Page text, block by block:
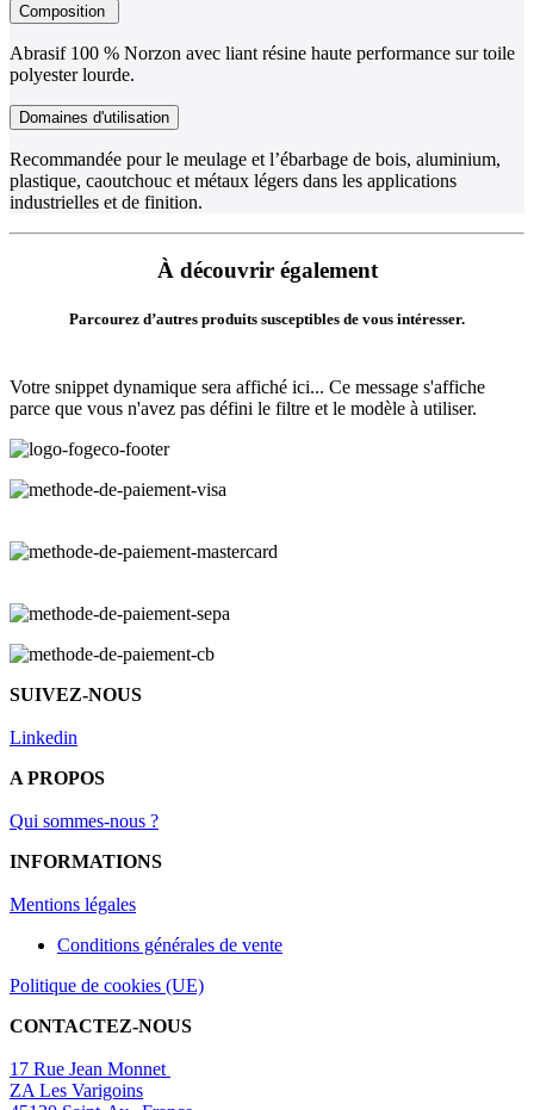
Composition
Abrasif 100 % Norzon avec liant résine haute performance sur toile
polyester lourde.
Domaines d'utilisation
Recommandée pour le meulage et l’ébarbage de bois, aluminium,
plastique, caoutchouc et métaux légers dans les applications
industrielles et de finition.
À découvrir également
Parcourez d’autres produits susceptibles de vous intéresser.
Votre snippet dynamique sera affiché ici... Ce message s'affiche
parce que vous n'avez pas défini le filtre et le modèle à utiliser.
SUIVEZ-NOUS
Linkedin
A PROPOS
Qui sommes-nous ?
INFORMATIONS
Mentions légales
Conditions générales de vente
Politique de cookies (UE)
CONTACTEZ-NOUS
17 Rue Jean Monnet
ZA Les Varigoins